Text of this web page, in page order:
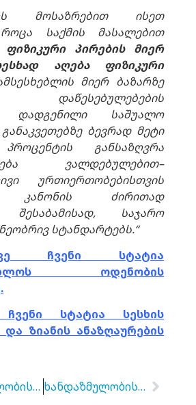
მოსაზრებით
ისეთ
როცა საქმის
მასალებით
ფიზიკური პირების
მიერ
აღება
ფიზიკური
მიერ ბაზარზე
დაწესებულებების
დადგენილი
საშუალო
განაკვეთებზე ბევრად მეტი
პროცენტის
განსაზღვრა
ვალდებულებით–
ურთიერთობებისთვის
კანონის
ძირითად
შესაბამისად, საჯარო
სტანდარტებს.“
ჩვენი სტატია
ოდენობის
სტატია სესხის
ზიანის ანაზღაურების
ხანდაზმულობის ვადის შეჩერება ხანდაზმულობის ცნება